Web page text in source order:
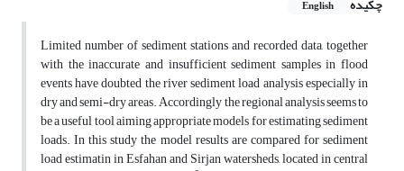
چکیده
English
Limited number of sediment stations and recorded data, together
with the inaccurate and insufficient sediment samples in flood
events have doubted the river sediment load analysis especially in
dry and semi-dry areas. Accordingly the regional analysis seems to
be a useful tool aiming appropriate models for estimating sediment
loads. In this study the model results are compared for sediment
load estimatin in Esfahan and Sirjan watersheds, located in central